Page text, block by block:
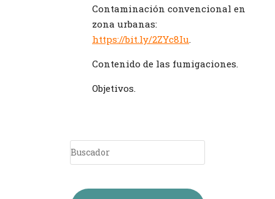
Contaminación convencional en
zona urbanas:
https://bit.ly/2ZYc8Iu.
Contenido de las fumigaciones.
Objetivos.